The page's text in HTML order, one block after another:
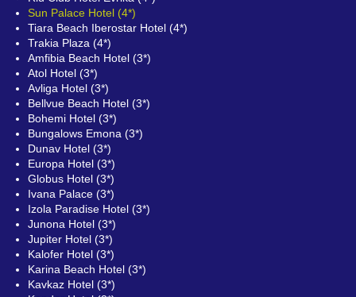
Sun Palace Hotel (4*)
Tiara Beach Iberostar Hotel (4*)
Trakia Plaza (4*)
Amfibia Beach Hotel (3*)
Atol Hotel (3*)
Avliga Hotel (3*)
Bellvue Beach Hotel (3*)
Bohemi Hotel (3*)
Bungalows Emona (3*)
Dunav Hotel (3*)
Europa Hotel (3*)
Globus Hotel (3*)
Ivana Palace (3*)
Izola Paradise Hotel (3*)
Junona Hotel (3*)
Jupiter Hotel (3*)
Kalofer Hotel (3*)
Karina Beach Hotel (3*)
Kavkaz Hotel (3*)